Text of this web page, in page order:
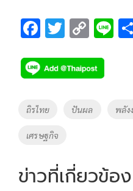
F
e
b
o
o
k
T
tt
er
C
p
y
Li
Li
Tags
ถิรไทย ปันผล พลัง
เศรษฐกิจ
ข่าวที่เกี่ยวข้อง